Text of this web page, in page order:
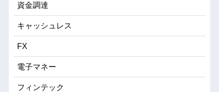
資金調達
キャッシュレス
FX
電子マネー
フィンテック